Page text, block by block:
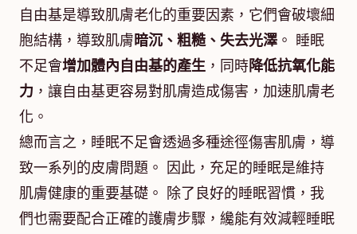
自由基是導致肌膚老化的重要因素，它們會破壞細
胞結構，導致肌膚暗沉、粗糙、失去光澤 。 睡眠
不足會增加體內自由基的產生 ，同時降低抗氧化能
力 ，讓自由基更容易對肌膚造成傷害，加速肌膚老
化。
總而言之，睡眠不足會透過多種途徑傷害肌膚，導
致一系列的皮膚問題。 因此，充足的睡眠是維持
肌膚健康的重要基礎。 除了良好的睡眠習慣，我
們也需要配合正確的護膚步驟，纔能有效減輕睡眠